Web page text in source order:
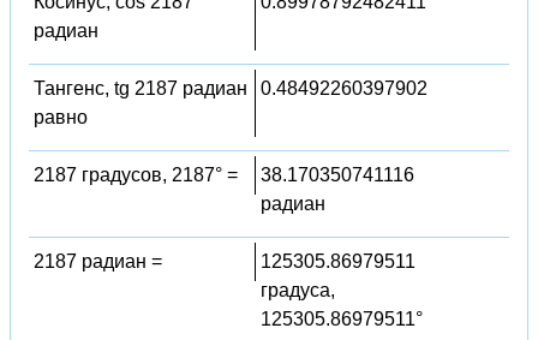
радиан
Тангенс, tg 2187 радиан
равно
0.48492260397902
2187 градусов, 2187° =
38.170350741116
радиан
2187 радиан =
125305.86979511
градуса,
125305.86979511°